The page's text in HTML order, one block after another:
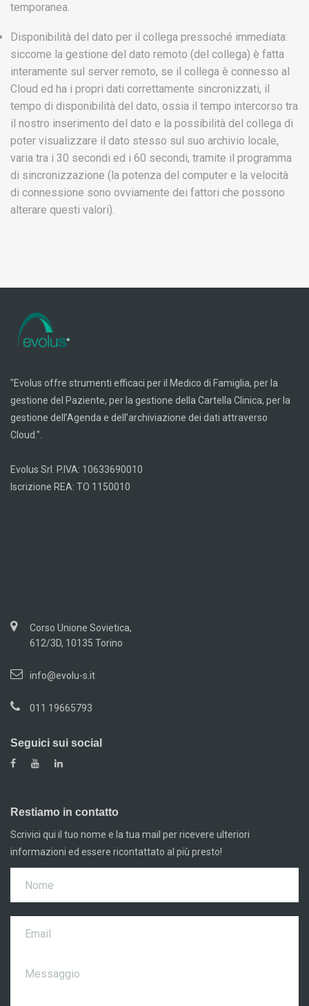
temporanea.
Disponibilità del dato per il collega pressoché immediata:
siccome la gestione del dato remoto (del collega) è fatta
interamente sul server remoto, se il collega è connesso al
Cloud ed ha i propri dati correttamente sincronizzati, il
tempo di disponibilità del dato, ossia il tempo intercorso tra
il nostro inserimento del dato e la possibilità del collega di
poter visualizzare il dato stesso sul suo archivio locale,
varia tra i 30 secondi ed i 60 secondi, tramite il programma
di sincronizzazione (la potenza del computer e la velocità
di connessione sono ovviamente dei fattori che possono
alterare questi valori).
"Evolus offre strumenti efficaci per il Medico di Famiglia, per la
gestione del Paziente, per la gestione della Cartella Clinica, per la
gestione dell’Agenda e dell’archiviazione dei dati attraverso
Cloud.".
Evolus Srl. P.IVA: 10633690010
Iscrizione REA: TO 1150010
Corso Unione Sovietica,
612/3D, 10135 Torino
info@evolu-s.it
011 19665793
Seguici sui social
Restiamo in contatto
Scrivici qui il tuo nome e la tua mail per ricevere ulteriori
informazioni ed essere ricontattato al più presto!